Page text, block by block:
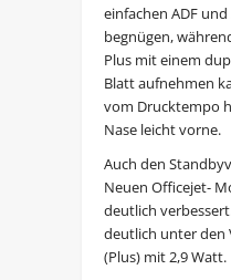
einfachen ADF
begnügen,
Plus mit einem
Blatt aufnehmen
vom Drucktempo
Nase leicht vorne.
Auch den
Neuen Officejet-
deutlich
deutlich unter den
(Plus) mit 2,9 Watt.